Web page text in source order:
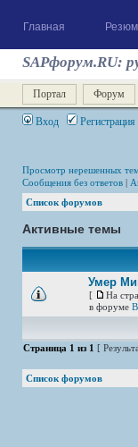
Главная
SAPфорум.RU:
Портал Форум
Вход Регистрация
Просмотр нерешенных
Сообщения без ответов |
Список форумов
Активные темы
Умер
[ На
в форуме
Страница 1 из 1 [
Список форумов